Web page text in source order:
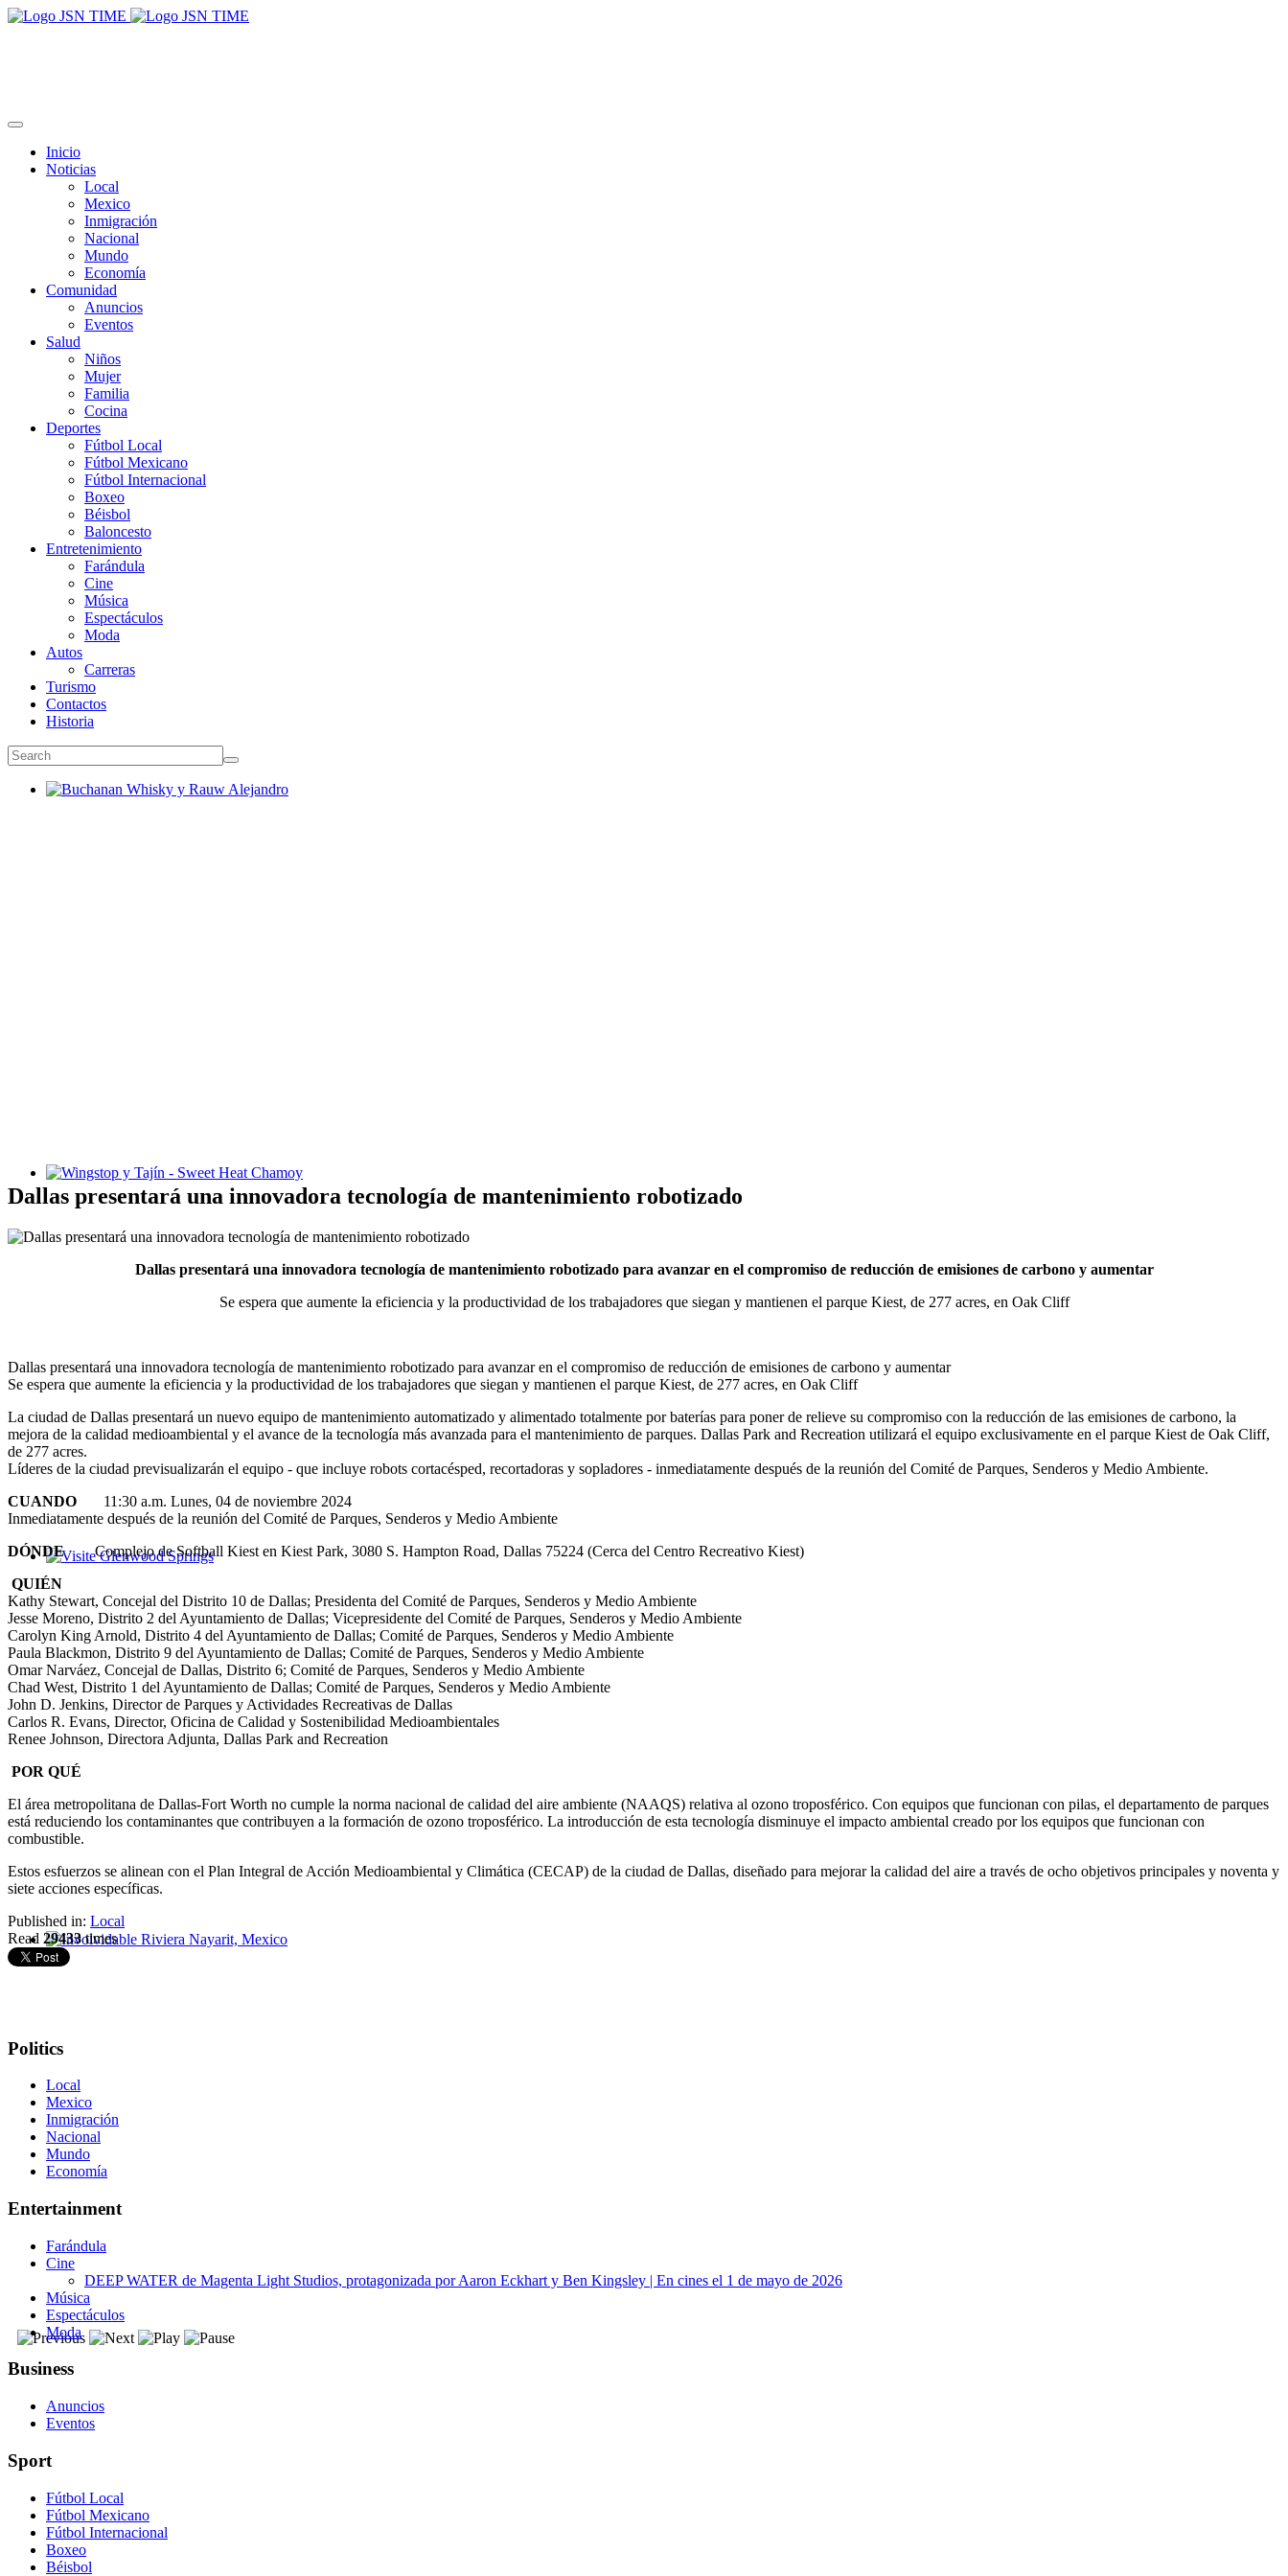
Inicio
Noticias
Local
Mexico
Inmigración
Nacional
Mundo
Economía
Comunidad
Anuncios
Eventos
Salud
Niños
Mujer
Familia
Cocina
Deportes
Fútbol Local
Fútbol Mexicano
Fútbol Internacional
Boxeo
Béisbol
Baloncesto
Entretenimiento
Farándula
Cine
Música
Espectáculos
Moda
Autos
Carreras
Turismo
Contactos
Historia
Wingstop y Tajín - Sweet Heat Chamoy
Glenwood Springs - Bello y Encantador
Involvidable Riviera Nayarit, Mexico
Dallas presentará una innovadora tecnología de mantenimiento robotizado
Dallas presentará una innovadora tecnología de mantenimiento robotizado para avanzar en el compromiso de reducción de emisiones de carbono y aumentar
Se espera que aumente la eficiencia y la productividad de los trabajadores que siegan y mantienen el parque Kiest, de 277 acres, en Oak Cliff
Dallas presentará una innovadora tecnología de mantenimiento robotizado para avanzar en el compromiso de reducción de emisiones de carbono y aumentar
Se espera que aumente la eficiencia y la productividad de los trabajadores que siegan y mantienen el parque Kiest, de 277 acres, en Oak Cliff
La ciudad de Dallas presentará un nuevo equipo de mantenimiento automatizado y alimentado totalmente por baterías para poner de relieve su compromiso con la reducción de las emisiones de carbono, la
mejora de la calidad medioambiental y el avance de la tecnología más avanzada para el mantenimiento de parques. Dallas Park and Recreation utilizará el equipo exclusivamente en el parque Kiest de Oak Cliff,
de 277 acres.
Líderes de la ciudad previsualizarán el equipo - que incluye robots cortacésped, recortadoras y sopladores - inmediatamente después de la reunión del Comité de Parques, Senderos y Medio Ambiente.
CUANDO 11:30 a.m. Lunes, 04 de noviembre 2024
Inmediatamente después de la reunión del Comité de Parques, Senderos y Medio Ambiente
DÓNDEComplejo de Softball Kiest en Kiest Park, 3080 S. Hampton Road, Dallas 75224 (Cerca del Centro Recreativo Kiest)
QUIÉN
Kathy Stewart, Concejal del Distrito 10 de Dallas; Presidenta del Comité de Parques, Senderos y Medio Ambiente
Jesse Moreno, Distrito 2 del Ayuntamiento de Dallas; Vicepresidente del Comité de Parques, Senderos y Medio Ambiente
Carolyn King Arnold, Distrito 4 del Ayuntamiento de Dallas; Comité de Parques, Senderos y Medio Ambiente
Paula Blackmon, Distrito 9 del Ayuntamiento de Dallas; Comité de Parques, Senderos y Medio Ambiente
Omar Narváez, Concejal de Dallas, Distrito 6; Comité de Parques, Senderos y Medio Ambiente
Chad West, Distrito 1 del Ayuntamiento de Dallas; Comité de Parques, Senderos y Medio Ambiente
John D. Jenkins, Director de Parques y Actividades Recreativas de Dallas
Carlos R. Evans, Director, Oficina de Calidad y Sostenibilidad Medioambientales
Renee Johnson, Directora Adjunta, Dallas Park and Recreation
POR QUÉ
El área metropolitana de Dallas-Fort Worth no cumple la norma nacional de calidad del aire ambiente (NAAQS) relativa al ozono troposférico. Con equipos que funcionan con pilas, el departamento de parques
está reduciendo los contaminantes que contribuyen a la formación de ozono troposférico. La introducción de esta tecnología disminuye el impacto ambiental creado por los equipos que funcionan con
combustible.
Estos esfuerzos se alinean con el Plan Integral de Acción Medioambiental y Climática (CECAP) de la ciudad de Dallas, diseñado para mejorar la calidad del aire a través de ocho objetivos principales y noventa y
siete acciones específicas.
Published in: Local
Read 29433times
Politics
Local
Mexico
Inmigración
Nacional
Mundo
Economía
Entertainment
Farándula
Cine
DEEP WATER de Magenta Light Studios, protagonizada por Aaron Eckhart y Ben Kingsley | En cines el 1 de mayo de 2026
Música
Espectáculos
Moda
Business
Anuncios
Eventos
Sport
Fútbol Local
Fútbol Mexicano
Fútbol Internacional
Boxeo
Béisbol